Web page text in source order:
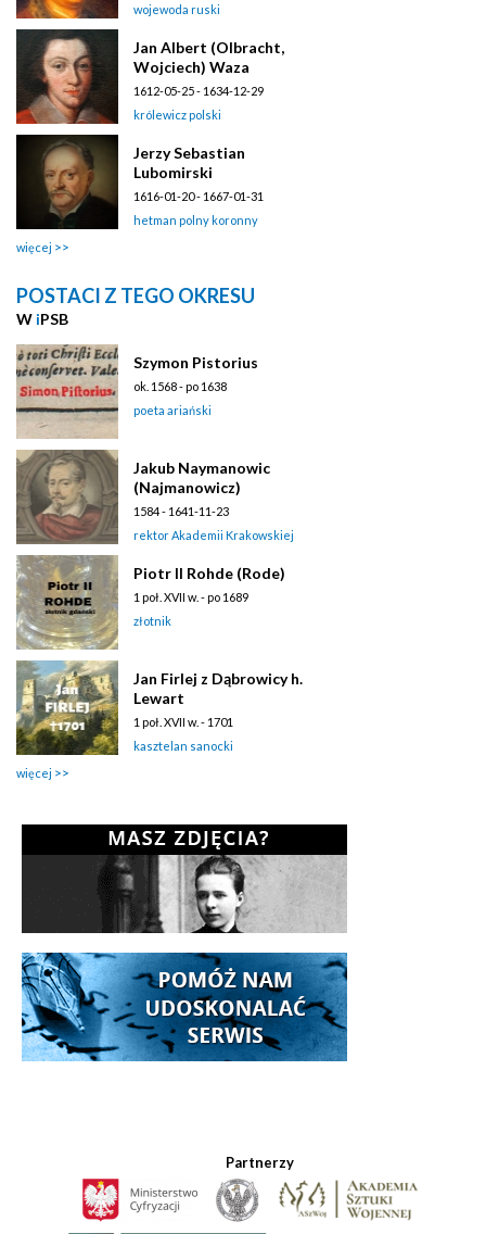
wojewoda ruski
Jan Albert (Olbracht,
Wojciech) Waza
1612-05-25 - 1634-12-29
królewicz polski
Jerzy Sebastian
Lubomirski
1616-01-20 - 1667-01-31
hetman polny koronny
więcej
POSTACI Z TEGO OKRESU
W iPSB
Szymon Pistorius
ok. 1568 - po 1638
poeta ariański
Jakub Naymanowic
(Najmanowicz)
1584 - 1641-11-23
rektor Akademii Krakowskiej
Piotr II Rohde (Rode)
1 poł. XVII w. - po 1689
złotnik
Jan Firlej z Dąbrowicy h.
Lewart
1 poł. XVII w. - 1701
kasztelan sanocki
więcej
Partnerzy